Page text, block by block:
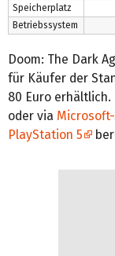
Speicherplatz
Betriebssystem
Doom: The Dark
für Käufer der
80 Euro erhältlich.
oder via
PlayStation 5